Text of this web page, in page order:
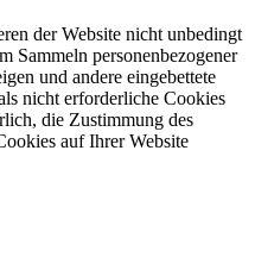
der Website nicht unbedingt
Sammeln personenbezogener
und andere eingebettete
nicht erforderliche Cookies
die Zustimmung des
auf Ihrer Website